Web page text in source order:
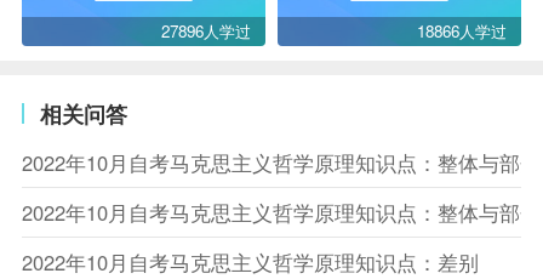
27896人学过 18866人学过
相关问答
2022年10月自考马克思主义哲学原理知识点：整体与部
2022年10月自考马克思主义哲学原理知识点：整体与部
2022年10月自考马克思主义哲学原理知识点：差别